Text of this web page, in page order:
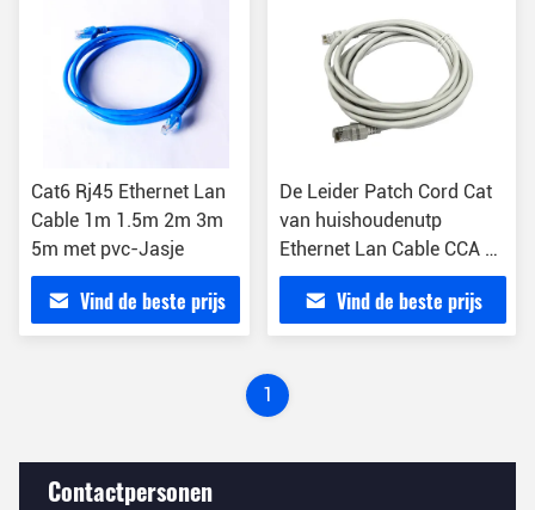
Contactpersonen
Cat6 Rj45 Ethernet Lan
Cable 1m 1.5m 2m 3m
5m met pvc-Jasje
Vind de beste prijs
De Leider Patch Cord Cat
van huishoudenutp
Ethernet Lan Cable CCA 6
1m
Vind de beste prijs
1